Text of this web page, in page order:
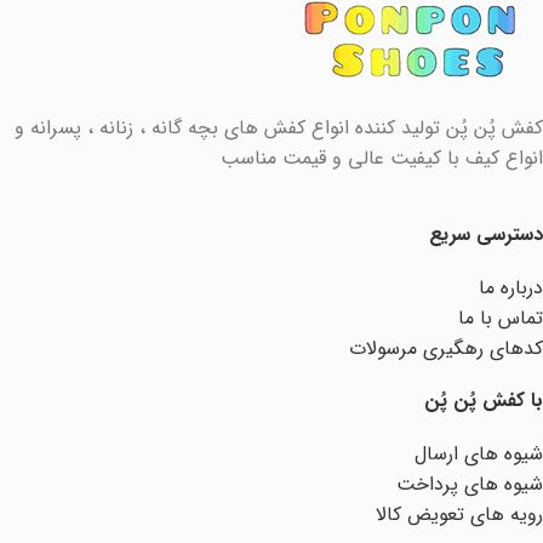
کفش پُن پُن تولید کننده انواع کفش های بچه گانه ، زنانه ، پسرانه و
انواع کیف با کیفیت عالی و قیمت مناسب
دسترسی سریع
درباره ما
تماس با ما
کدهای رهگیری مرسولات
با کفش پُن پُن
شیوه های ارسال
شیوه های پرداخت
رویه های تعویض کالا